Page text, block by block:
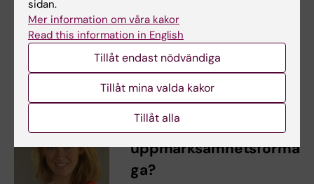
Lyssnarfrågan: Har vi
scrollat sönder vår
uppmärksamhetsförmå
ga?
sidan.
Mer information om våra kakor
Read this information in English
Tillåt endast nödvändiga
Tillåt mina valda kakor
Tillåt alla